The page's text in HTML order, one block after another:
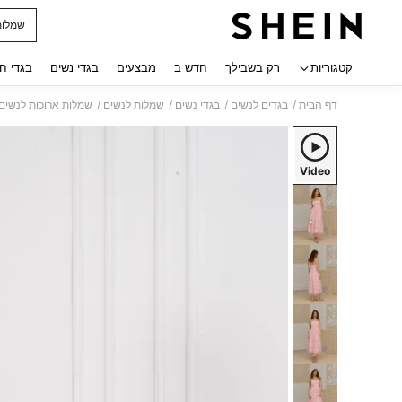
קטגוריות רק בשבילך חדש ב מבצעים בגדי נשים בגדי
דף הבית / בגדים לנשים / בגדי נשים / שמלות לנשים / שמלות ארוכות לנשים
Video